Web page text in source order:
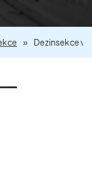
» Dezinsekce
MOLŮ